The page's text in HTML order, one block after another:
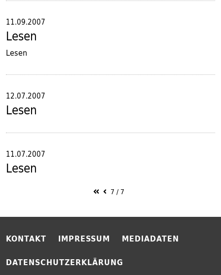
11.09.2007
Lesen
Lesen
12.07.2007
Lesen
11.07.2007
Lesen
7 / 7
KONTAKT IMPRESSUM
MEDIADATEN
DATENSCHUTZERKLÄRUNG